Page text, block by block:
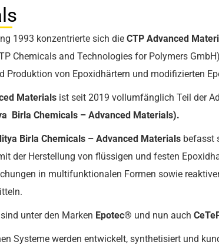
1993 konzentrierte sich die CTP Advanced
Chemicals and Technologies for Polymers
Produktion von Epoxidhärtern und modifizierten
Materials ist seit 2019 vollumfänglich Teil der
Birla Chemicals – Advanced Materials).
Birla Chemicals – Advanced Materials befasst
der Herstellung von flüssigen und festen
in multifunktionalen Formen sowie
unter den Marken Epotec® und nun auch
Systeme werden entwickelt, synthetisiert und